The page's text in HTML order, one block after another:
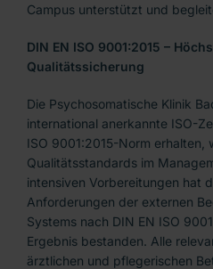
Campus unterstützt und
DIN EN ISO 9001:2015 –
Qualitätssicherung
Die Psychosomatische Klinik
international anerkannte ISO-
ISO 9001:2015-Norm erhalten,
Qualitätsstandards im
intensiven Vorbereitungen hat
Anforderungen der externen
Systems nach DIN EN ISO
Ergebnis bestanden. Alle
ärztlichen und pflegerischen